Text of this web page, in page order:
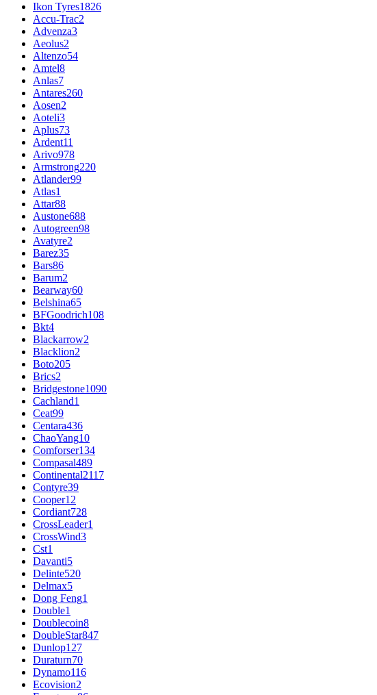
Ikon Tyres1826
Accu-Trac2
Advenza3
Aeolus2
Altenzo54
Amtel8
Anlas7
Antares260
Aosen2
Aoteli3
Aplus73
Ardent11
Arivo978
Armstrong220
Atlander99
Atlas1
Attar88
Austone688
Autogreen98
Avatyre2
Barez35
Bars86
Barum2
Bearway60
Belshina65
BFGoodrich108
Bkt4
Blackarrow2
Blacklion2
Boto205
Brics2
Bridgestone1090
Cachland1
Ceat99
Centara436
ChaoYang10
Comforser134
Compasal489
Continental2117
Contyre39
Cooper12
Cordiant728
CrossLeader1
CrossWind3
Cst1
Davanti5
Delinte520
Delmax5
Dong Feng1
Double1
Doublecoin8
DoubleStar847
Dunlop127
Duraturn70
Dynamo116
Ecovision2